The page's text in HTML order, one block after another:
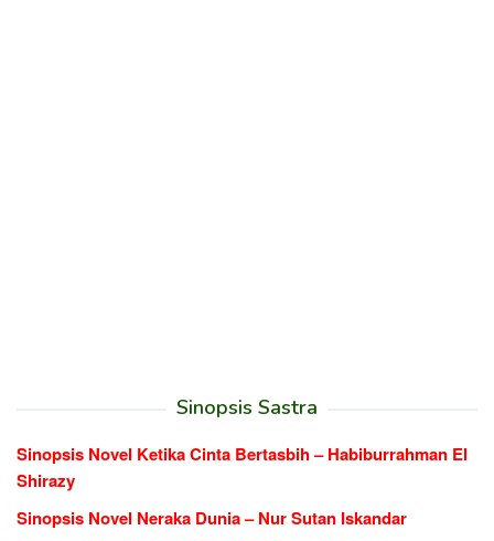
Sinopsis Sastra
Sinopsis Novel Ketika Cinta Bertasbih – Habiburrahman El
Shirazy
Sinopsis Novel Neraka Dunia – Nur Sutan Iskandar